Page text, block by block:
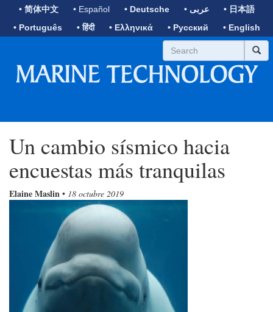
• 简体中文 • Español • Deutsche • عربى
• 日本語
• Português
• हिंदी • Ελληνικά • Русский • English
Un cambio sísmico hacia
encuestas más tranquilas
Elaine Maslin • 18 octubre 2019